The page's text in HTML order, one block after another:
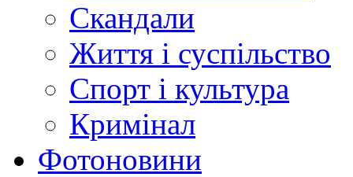
Скандали
Життя і суспільство
Спорт і культура
Кримінал
Фотоновини